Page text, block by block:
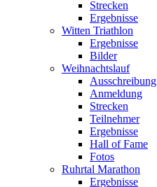
Strecken
Ergebnisse
Witten Triathlon
Ergebnisse
Bilder
Weihnachtslauf
Ausschreibung
Anmeldung
Strecken
Teilnehmer
Ergebnisse
Hall of Fame
Fotos
Ruhrtal Marathon
Ergebnisse